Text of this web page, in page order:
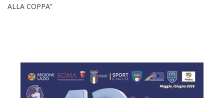
ALLA COPPA”